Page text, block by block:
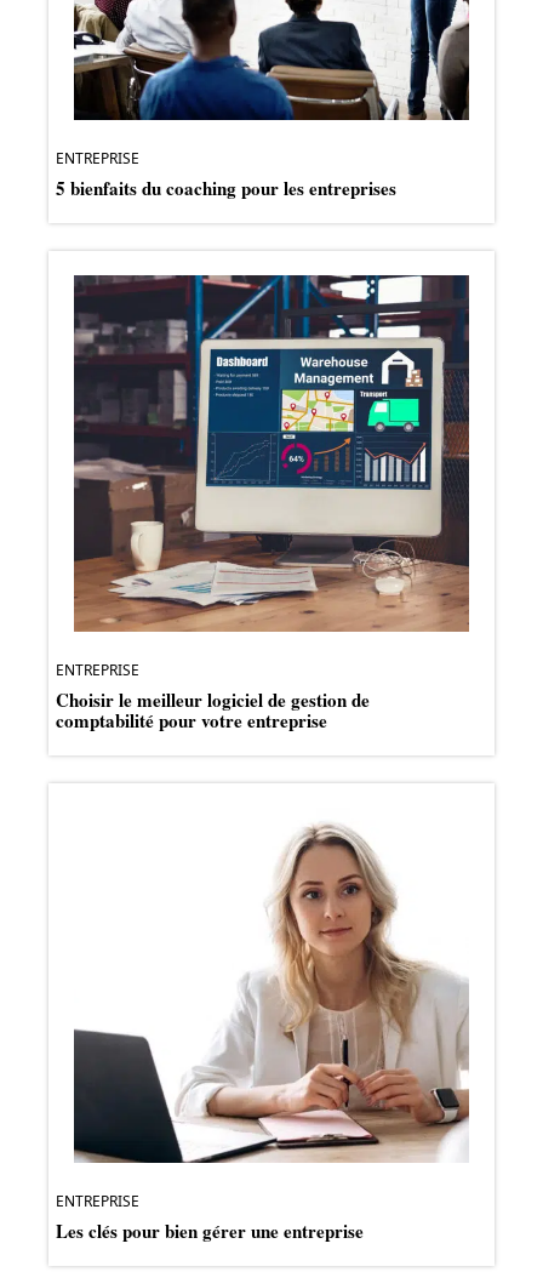
ENTREPRISE
5 bienfaits du coaching pour les entreprises
ENTREPRISE
Choisir le meilleur logiciel de gestion de
comptabilité pour votre entreprise
ENTREPRISE
Les clés pour bien gérer une entreprise